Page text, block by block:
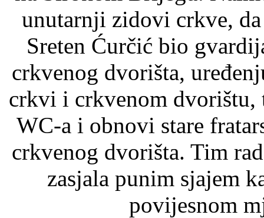
unutarnji zidovi crkve,
Sreten Ćurčić bio
crkvenog dvorišta,
crkvi i crkvenom dvorištu,
WC-a i obnovi stare
crkvenog dvorišta. Tim
zasjala punim sjajem
povijesnom